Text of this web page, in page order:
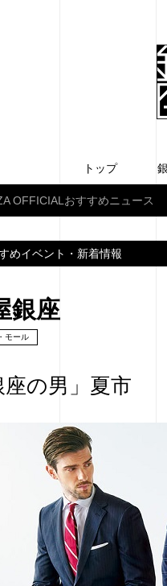
トップ
OFFICIALおすすめニュース
めイベント・新着情報
銀座
モール
座の男」夏市